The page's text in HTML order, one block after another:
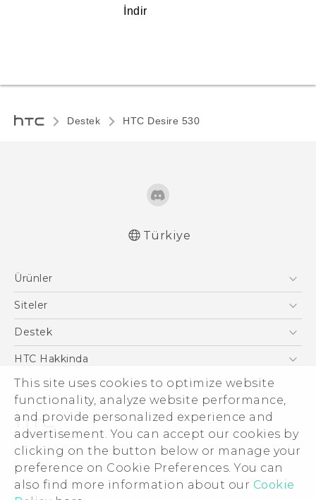
This site uses cookies to optimize website
functionality, analyze website performance,
and provide personalized experience and
advertisement. You can accept our cookies by
clicking on the button below or manage your
preference on Cookie Preferences. You can
also find more information about our Cookie
İndir
Destek HTC Desire 530‎
English - User manual
Türkiye
Ürünler
Akıllı Telefonlar
VIVE
Siteler
HTC Dev
Destek
Destek Merkezi
HTC Hakkinda
ESG
Yatırımcı (İNGİLİZCE)
Gizlilik Politikası
Ürün Güvenliği
Cookie Preferences
İnsan kaynakları
© 2011-2026 HTC Corporation
Hukuk Terimleri